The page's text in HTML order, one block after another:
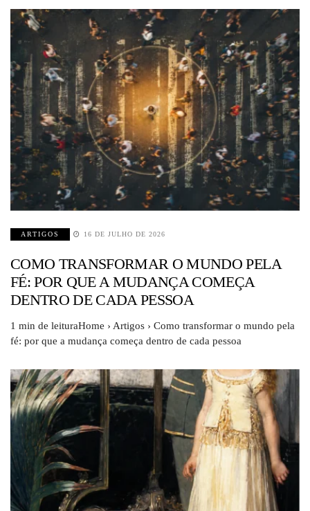
ARTIGOS 16 DE JULHO DE 2026
COMO TRANSFORMAR O MUNDO PELA
FÉ: POR QUE A MUDANÇA COMEÇA
DENTRO DE CADA PESSOA
1 min de leituraHome › Artigos › Como transformar o mundo pela
fé: por que a mudança começa dentro de cada pessoa